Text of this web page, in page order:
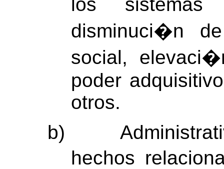
disminuci�n
social,
poder
otros.
b)
hechos